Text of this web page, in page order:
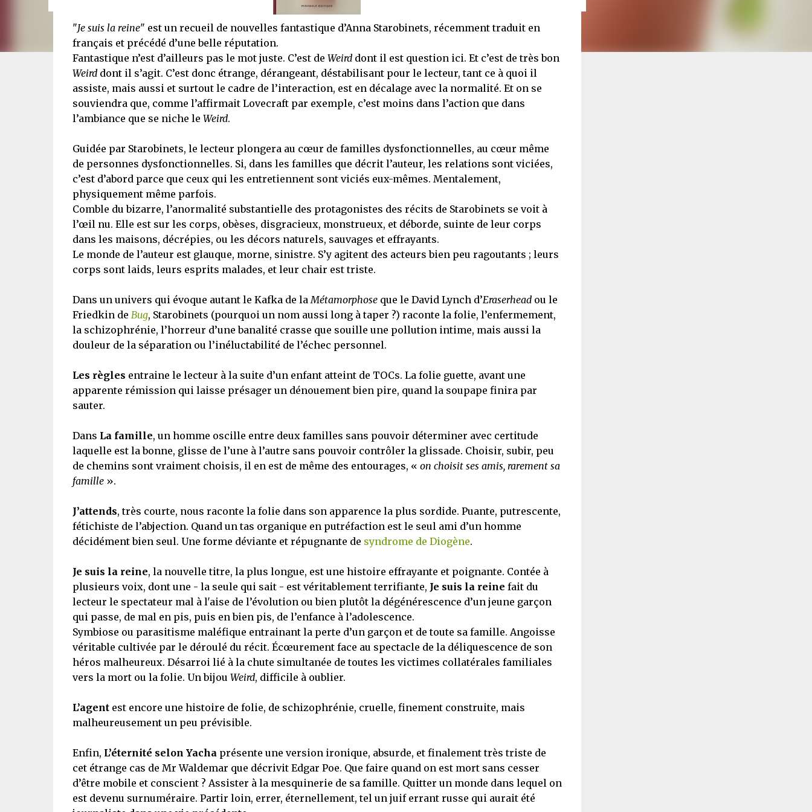
"Je suis la reine" est un recueil de nouvelles fantastique d’Anna Starobinets, récemment traduit en
français et précédé d’une belle réputation.
Fantastique n’est d’ailleurs pas le mot juste. C’est de Weirddont il est question ici. Et c’est de très bon
Weirddont il s’agit. C’est donc étrange, dérangeant, déstabilisant pour le lecteur, tant ce à quoi il
assiste, mais aussi et surtout le cadre de l’interaction, est en décalage avec la normalité. Et on se
souviendra que, comme l’affirmait Lovecraft par exemple, c’est moins dans l’action que dans
l’ambiance que se niche le Weird.
Guidée par Starobinets, le lecteur plongera au cœur de familles dysfonctionnelles, au cœur même
de personnes dysfonctionnelles. Si, dans les familles que décrit l’auteur, les relations sont viciées,
c’est d’abord parce que ceux qui les entretiennent sont viciés eux-mêmes. Mentalement,
physiquement même parfois.
Comble du bizarre, l’anormalité substantielle des protagonistes des récits de Starobinets se voit à
l’œil nu. Elle est sur les corps, obèses, disgracieux, monstrueux, et déborde, suinte de leur corps
dans les maisons, décrépies, ou les décors naturels, sauvages et effrayants.
Le monde de l’auteur est glauque, morne, sinistre. S’y agitent des acteurs bien peu ragoutants ; leurs
corps sont laids, leurs esprits malades, et leur chair est triste.
Dans un univers qui évoque autant le Kafka de laMétamorphoseque le David Lynch d’Eraserheadou le
Friedkin de Bug, Starobinets (pourquoi un nom aussi long à taper ?) raconte la folie, l’enfermement,
la schizophrénie, l’horreur d’une banalité crasse que souille une pollution intime, mais aussi la
douleur de la séparation ou l’inéluctabilité de l’échec personnel.
Les règles entraine le lecteur à la suite d’un enfant atteint de TOCs. La folie guette, avant une
apparente rémission qui laisse présager un dénouement bien pire, quand la soupape finira par
sauter.
Dans La famille, un homme oscille entre deux familles sans pouvoir déterminer avec certitude
laquelle est la bonne, glisse de l’une à l’autre sans pouvoir contrôler la glissade. Choisir, subir, peu
de chemins sont vraiment choisis, il en est de même des entourages, « on choisit ses amis, rarement sa
famille».
J’attends, très courte, nous raconte la folie dans son apparence la plus sordide. Puante, putrescente,
fétichiste de l’abjection. Quand un tas organique en putréfaction est le seul ami d’un homme
décidément bien seul. Une forme déviante et répugnante de syndrome de Diogène.
Je suis la reine, la nouvelle titre, la plus longue, est une histoire effrayante et poignante. Contée à
plusieurs voix, dont une - la seule qui sait - est véritablement terrifiante, Je suis la reine fait du
lecteur le spectateur mal à l'aise de l’évolution ou bien plutôt la dégénérescence d’un jeune garçon
qui passe, de mal en pis, puis en bien pis, de l’enfance à l’adolescence.
Symbiose ou parasitisme maléfique entrainant la perte d’un garçon et de toute sa famille. Angoisse
véritable cultivée par le déroulé du récit. Écœurement face au spectacle de la déliquescence de son
héros malheureux. Désarroi lié à la chute simultanée de toutes les victimes collatérales familiales
vers la mort ou la folie. Un bijou Weird, difficile à oublier.
L’agentest encore une histoire de folie, de schizophrénie, cruelle, finement construite, mais
malheureusement un peu prévisible.
Enfin, L’éternité selon Yachaprésente une version ironique, absurde, et finalement très triste de
cet étrange cas de Mr Waldemar que décrivit Edgar Poe. Que faire quand on est mort sans cesser
d’être mobile et conscient ? Assister à la mesquinerie de sa famille. Quitter un monde dans lequel on
est devenu surnuméraire. Partir loin, errer, éternellement, tel un juif errant russe qui aurait été